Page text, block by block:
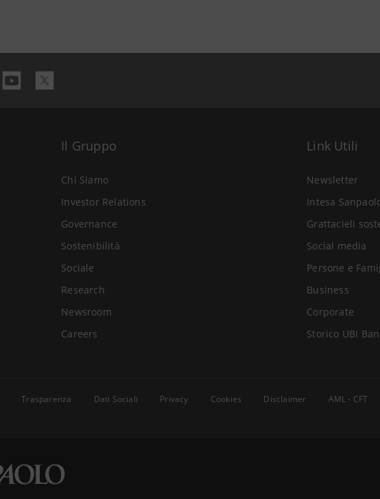
Il Gruppo
Chi Siamo
Investor Relations
Governance
Sostenibilità
Sociale
Research
Newsroom
Careers
Link Utili
Newsletter
Intesa
Grattacieli
Social media
Persone e
Business
Corporate
Storico UBI
Trasparenza Dati Sociali Privacy Cookies Disclaimer AML - CFT